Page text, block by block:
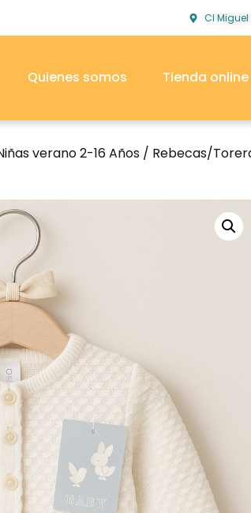
Cl Miguel
Quienes somos Tienda online
verano 2-16 Años / Rebecas/